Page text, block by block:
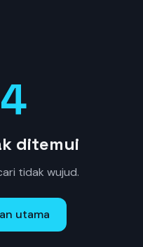
ditemui
tidak wujud.
utama